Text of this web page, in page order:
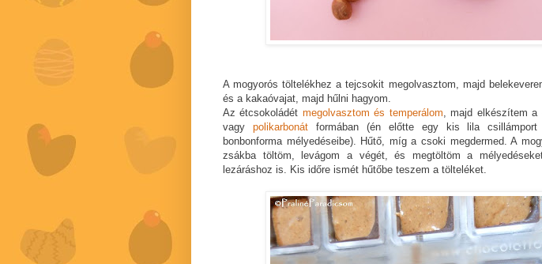
A mogyorós töltelékhez a tejcsokit megolvasztom, majd
és a kakaóvajat, majd hűlni hagyom.
Az étcsokoládét megolvasztom és temperálom , majd elkészítem
vagy polikarbonátformában (én előtte egy kis lila
bonbonforma mélyedéseibe). Hűtő, míg a csoki megdermed. A
zsákba töltöm, levágom a végét, és megtöltöm a
lezáráshoz is. Kis időre ismét hűtőbe teszem a tölteléket.